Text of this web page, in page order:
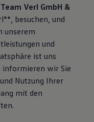
Verl GmbH &
besuchen, und
unserem
und
ist uns
informieren wir Sie
Nutzung Ihrer
mit den